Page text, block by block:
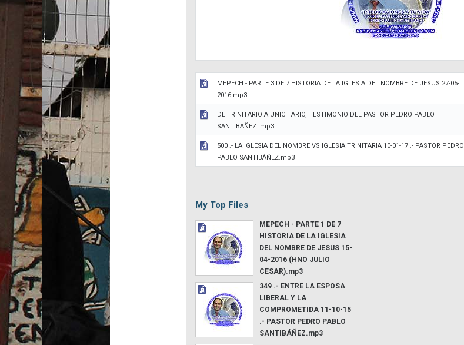
MEPECH - PARTE 3 DE 7 HISTORIA DE LA IGLESIA DEL NOMBRE DE JESUS 27-05-
2016.mp3
DE TRINITARIO A UNICITARIO, TESTIMONIO DEL PASTOR PEDRO PABLO
SANTIBAÑEZ..mp3
500 .- LA IGLESIA DEL NOMBRE VS IGLESIA TRINITARIA 10-01-17 .- PASTOR PEDRO
PABLO SANTIBÁÑEZ.mp3
My Top Files
MEPECH - PARTE 1 DE 7
HISTORIA DE LA IGLESIA
DEL NOMBRE DE JESUS 15-
04-2016 (HNO JULIO
CESAR).mp3
349 .- ENTRE LA ESPOSA
LIBERAL Y LA
COMPROMETIDA 11-10-15
.- PASTOR PEDRO PABLO
SANTIBÁÑEZ.mp3